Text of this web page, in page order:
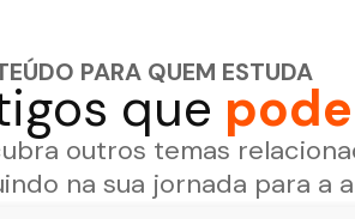
PARA QUEM ESTUDA
que
outros temas
na sua jornada para a